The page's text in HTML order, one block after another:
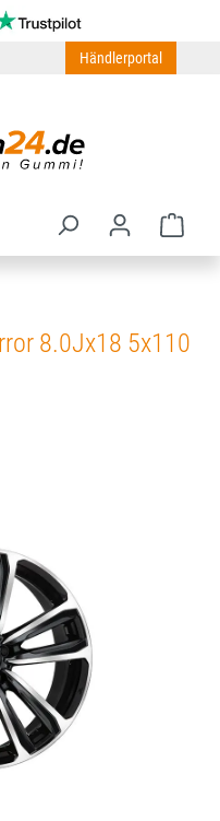
Händlerportal
8.0Jx18 5x110